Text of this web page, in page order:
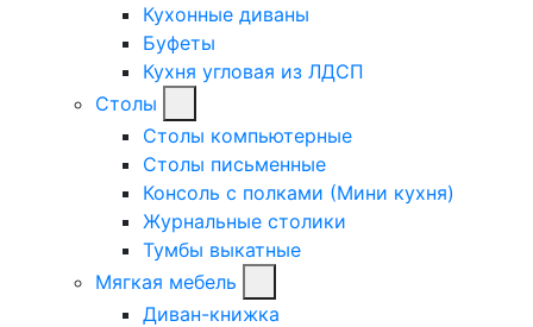
Кухонные диваны
Буфеты
Кухня угловая из ЛДСП
Столы
Столы компьютерные
Столы письменные
Консоль с полками (Мини кухня)
Журнальные столики
Тумбы выкатные
Мягкая мебель
Диван-книжка